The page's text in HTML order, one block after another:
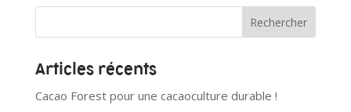
Articles récents
Cacao Forest pour une cacaoculture durable !